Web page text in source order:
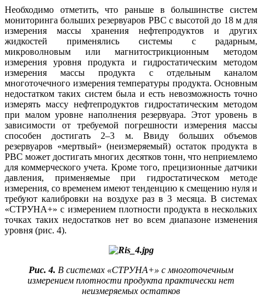
Необходимо отметить, что раньше в большинстве систем
мониторинга больших резервуаров РВС с высотой до 18 м для
измерения массы хранения нефтепродуктов и других
жидкостей применялись системы с радарным,
микроволновым или магнитострикционным методом
измерения уровня продукта и гидростатическим методом
измерения массы продукта с отдельным каналом
многоточечного измерения температуры продукта. Основным
недостатком таких систем бы­ла и есть невозможность точно
измерять массу нефтепродуктов гидростатическим методом
при малом уровне наполнения резервуара. Этот уровень в
зависимости от требуемой погрешности измерения массы
способен достигать 2–3 м. Ввиду больших объемов
резервуаров «мертвый» (неизмеряемый) остаток продукта в
РВС может достигать многих десятков тонн, что неприемлемо
для коммерческого учета. Кроме то­го, прецизионные датчики
давления, применяемые при гидростатическом методе
измерения, со временем имеют тенденцию к смещению ну­ля и
требуют калибровки на воздухе раз в 3 месяца. В системах
«СТРУНА+» с измерением плотности продукта в нескольких
точках таких недостатков нет во всем диапазоне изменения
уровня (рис. 4).
Рис. 4. В системах «СТРУНА+» с многоточечным
измерением плотности продукта практически нет
неизмеряемых остатков